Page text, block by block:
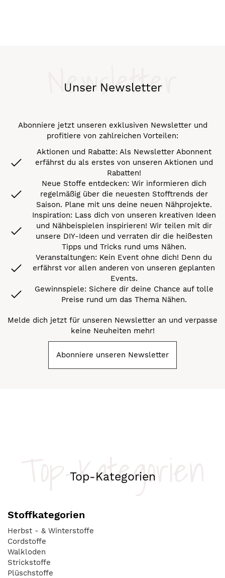
Unser Newsletter
Newsletter
Abonniere jetzt unseren exklusiven Newsletter und
profitiere von zahlreichen Vorteilen:
Aktionen und Rabatte: Als Newsletter Abonnent
erfährst du als erstes von unseren Aktionen und
Rabatten!
Neue Stoffe entdecken: Wir informieren dich
regelmäßig über die neuesten Stofftrends der
Saison. Plane mit uns deine neuen Nähprojekte.
Inspiration: Lass dich von unseren kreativen Ideen
und Nähbeispielen inspirieren! Wir teilen mit dir
unsere DIY-Ideen und verraten dir die heißesten
Tipps und Tricks rund ums Nähen.
Veranstaltungen: Kein Event ohne dich! Denn du
erfährst vor allen anderen von unseren geplanten
Events.
Gewinnspiele: Sichere dir deine Chance auf tolle
Preise rund um das Thema Nähen.
Melde dich jetzt für unseren Newsletter an und verpasse
keine Neuheiten mehr!
Abonniere unseren Newsletter
Top-Kategorien
Top-Kategorien
Stoffkategorien
Herbst - & Winterstoffe
Cordstoffe
Walkloden
Strickstoffe
Plüschstoffe